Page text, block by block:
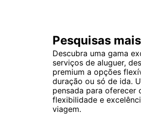
Pesquisas
Descubra uma gama
serviços de aluguer,
premium a opções
duração ou só de ida.
pensada para oferecer
flexibilidade e
viagem.